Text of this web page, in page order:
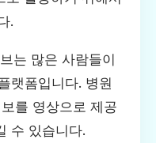
.
는 많은 사람들이
랫폼입니다. 병원
를 영상으로 제공
수 있습니다.